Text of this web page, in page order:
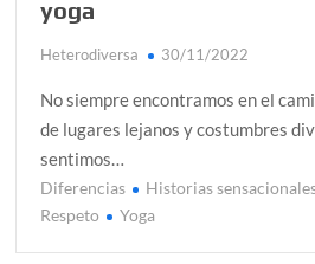
yoga
Heterodiversa 30/11/2022
No siempre encontramos en el
de lugares lejanos y costumbres
sentimos…
Diferencias Historias
Respeto
Yoga